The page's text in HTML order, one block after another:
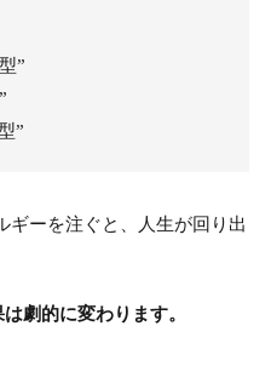
”
”
ギーを注ぐと、人生が回り出
劇的に変わります。